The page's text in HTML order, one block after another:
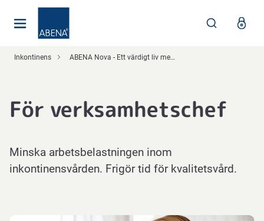
Inkontinens ABENA Nova - Ett värdigt liv med inkontinens
För verksamhetschef
Minska arbetsbelastningen inom
inkontinensvården. Frigör tid för kvalitetsvård.